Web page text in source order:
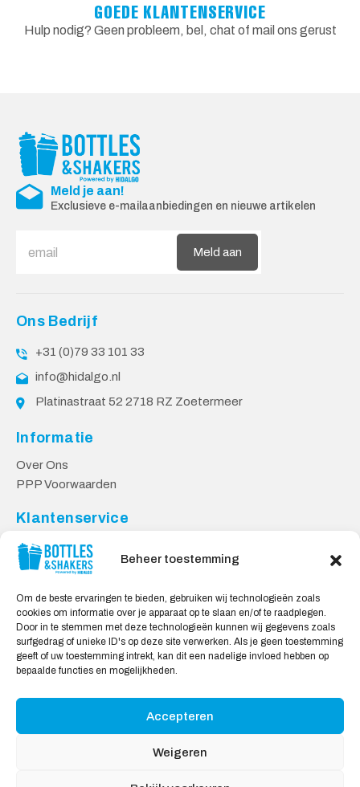
Beheer toestemming
Om de beste ervaringen te bieden, gebruiken wij technologieën zoals
cookies om informatie over je apparaat op te slaan en/of te raadplegen.
Door in te stemmen met deze technologieën kunnen wij gegevens zoals
surfgedrag of unieke ID's op deze site verwerken. Als je geen toestemming
geeft of uw toestemming intrekt, kan dit een nadelige invloed hebben op
bepaalde functies en mogelijkheden.
Accepteren
Weigeren
GOEDE KLANTENSERVICE
Hulp nodig? Geen probleem, bel, chat of mail ons gerust
Meld je aan!
Exclusieve e-mailaanbiedingen en nieuwe artikelen
Meld aan
Ons Bedrijf
+31 (0)79 33 101 33
info@hidalgo.nl
Platinastraat 52 2718 RZ Zoetermeer
Informatie
Over Ons
PPP Voorwaarden
Klantenservice
Contact
Levering & Retourneren
Veilig Shoppen
My account
Winkelwagen